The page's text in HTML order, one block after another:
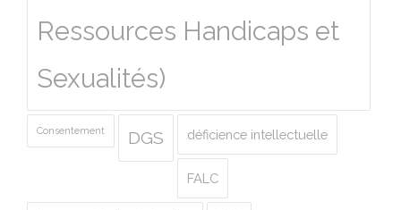
Ressources Handicaps et
Sexualités)
Consentement DGS déficience intellectuelle
FALC